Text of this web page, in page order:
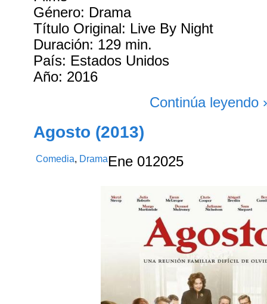
Género: Drama
Título Original: Live By Night
Duración: 129 min.
País: Estados Unidos
Año: 2016
Continúa leyendo
Agosto (2013)
Comedia, Drama Ene 012025